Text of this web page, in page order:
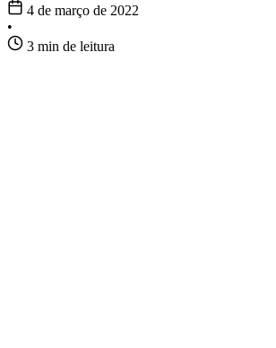
4 de março de 2022
•
3 min de leitura